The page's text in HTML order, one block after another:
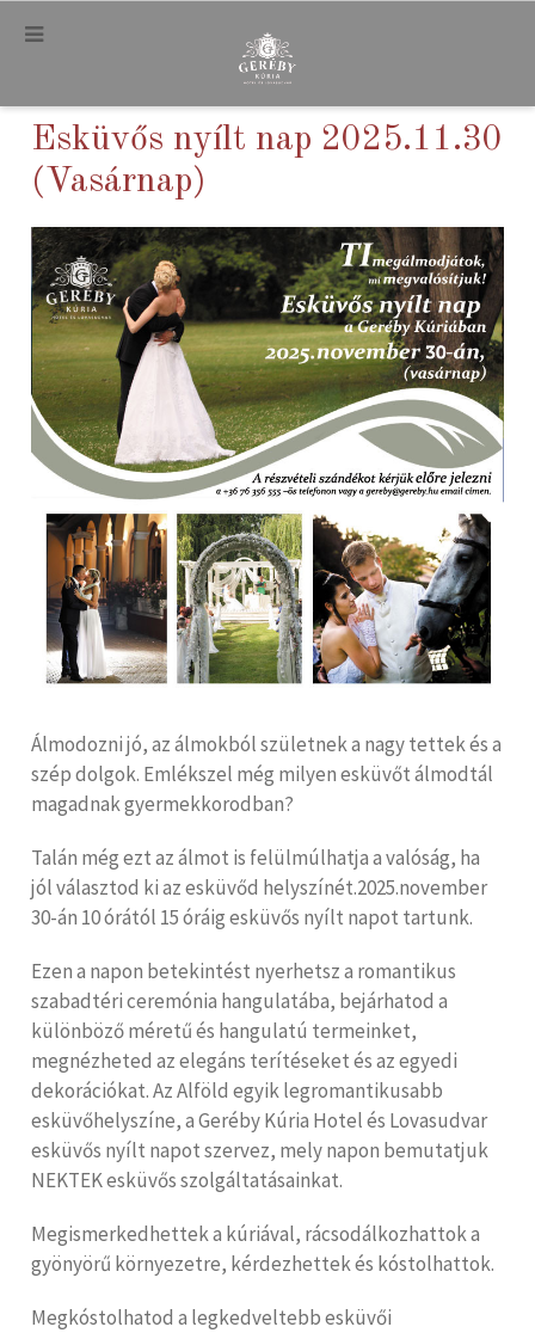
.
Esküvős nyílt nap 2025.11.30
(Vasárnap)
Álmodozni jó, az álmokból születnek a nagy tettek és a
szép dolgok. Emlékszel még milyen esküvőt álmodtál
magadnak gyermekkorodban?
Talán még ezt az álmot is felülmúlhatja a valóság, ha
jól választod ki az esküvőd helyszínét.2025.november
30-án 10 órától 15 óráig esküvős nyílt napot tartunk.
Ezen a napon betekintést nyerhetsz a romantikus
szabadtéri ceremónia hangulatába, bejárhatod a
különböző méretű és hangulatú termeinket,
megnézheted az elegáns terítéseket és az egyedi
dekorációkat. Az Alföld egyik legromantikusabb
esküvőhelyszíne, a Geréby Kúria Hotel és Lovasudvar
esküvős nyílt napot szervez, mely napon bemutatjuk
NEKTEK esküvős szolgáltatásainkat.
Megismerkedhettek a kúriával, rácsodálkozhattok a
gyönyörű környezetre, kérdezhettek és kóstolhattok.
Megkóstolhatod a legkedveltebb esküvői